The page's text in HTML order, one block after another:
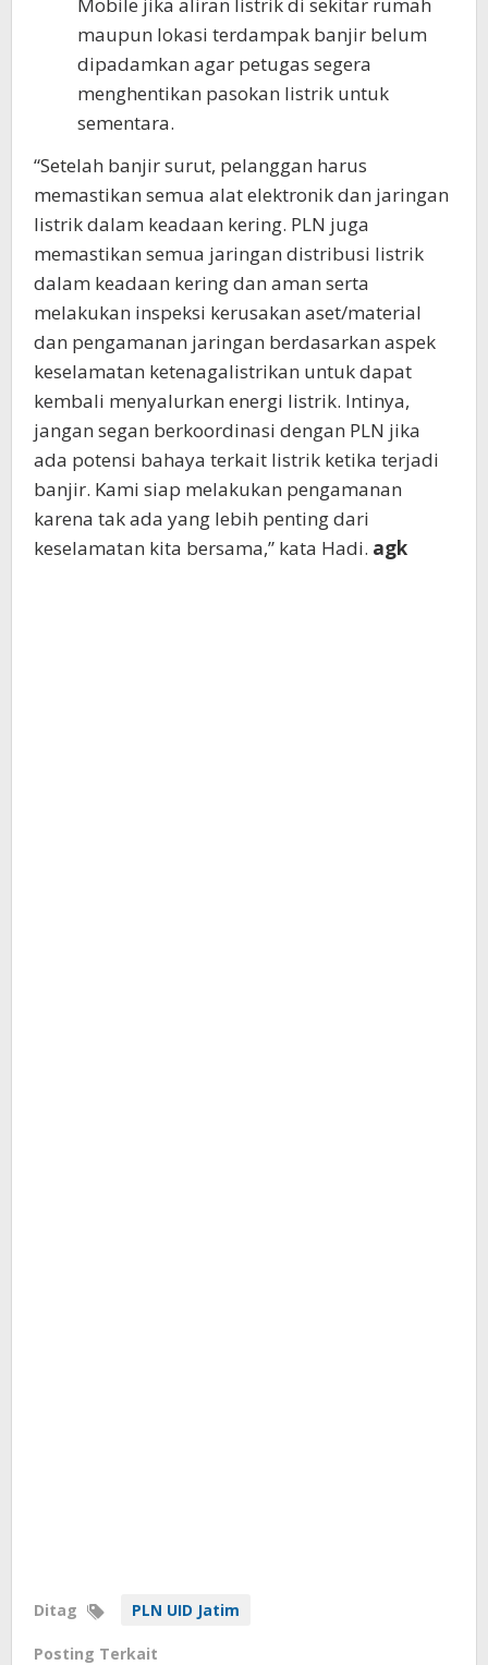
maupun lokasi terdampak banjir belum
dipadamkan agar petugas segera
menghentikan pasokan listrik untuk
sementara.
“Setelah banjir surut, pelanggan harus
memastikan semua alat elektronik dan jaringan
listrik dalam keadaan kering. PLN juga
memastikan semua jaringan distribusi listrik
dalam keadaan kering dan aman serta
melakukan inspeksi kerusakan aset/material
dan pengamanan jaringan berdasarkan aspek
keselamatan ketenagalistrikan untuk dapat
kembali menyalurkan energi listrik. Intinya,
jangan segan berkoordinasi dengan PLN jika
ada potensi bahaya terkait listrik ketika terjadi
banjir. Kami siap melakukan pengamanan
karena tak ada yang lebih penting dari
keselamatan kita bersama,” kata Hadi. agk
Ditag PLN UID Jatim
Posting Terkait